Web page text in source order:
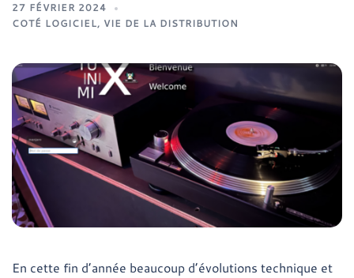
27 FÉVRIER 2024
COTÉ LOGICIEL, VIE DE LA DISTRIBUTION
En cette fin d’année beaucoup d’évolutions technique et